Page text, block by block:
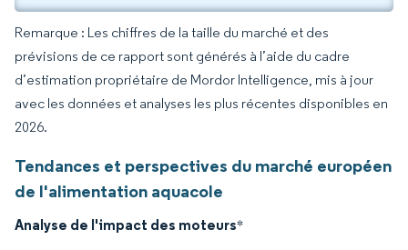
Remarque : Les chiffres de la taille du marché et des
prévisions de ce rapport sont générés à l’aide du cadre
d’estimation propriétaire de Mordor Intelligence, mis à jour
avec les données et analyses les plus récentes disponibles en
2026.
Tendances et perspectives du marché européen
de l'alimentation aquacole
Analyse de l'impact des moteurs*